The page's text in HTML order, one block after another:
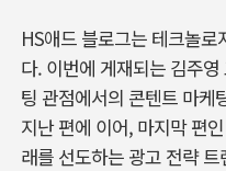
HS애드 블로그는 테크놀
다. 이번에 게재되는 김주
팅 관점에서의 콘텐트 마케
지난 편에 이어, 마지막 편
래를 선도하는 광고 전략